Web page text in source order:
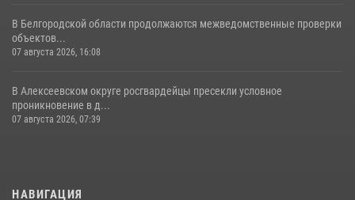
В Белгородской области продолжаются межведомственные проверки
объектов...
07 августа 2026, 16:08
В Алексеевском округе росгвардейцы пресекли условное
проникновение в д...
07 августа 2026, 07:39
НАВИГАЦИЯ